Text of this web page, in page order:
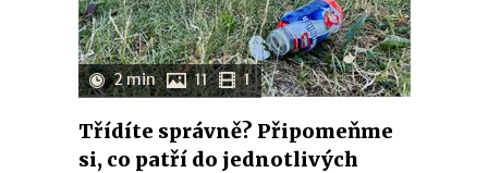
2 min 11 1
Třídíte správně? Připomeňme
si, co patří do jednotlivých